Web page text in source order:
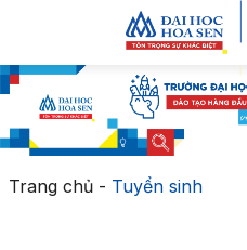
Trang chủ- Tuyển sinh